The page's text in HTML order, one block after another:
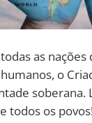
as nações
o
soberana.
todos os